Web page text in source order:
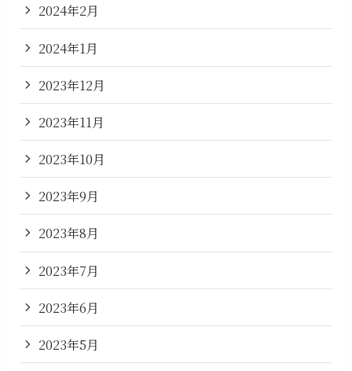
2024年2月
2024年1月
2023年12月
2023年11月
2023年10月
2023年9月
2023年8月
2023年7月
2023年6月
2023年5月